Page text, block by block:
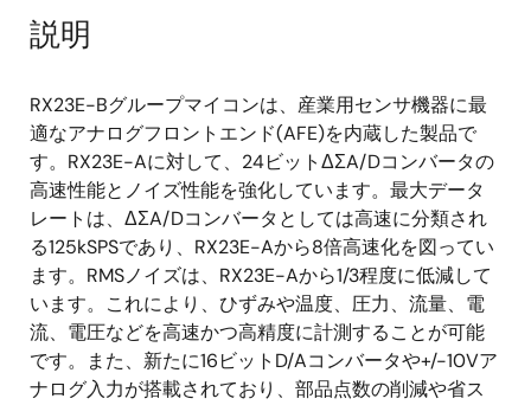
の低温度ドリフト特性
励起電流源：マッチングの取れたプログラマブ
ル電流源
説明
RX23E-Bグループマイコンは、産業用センサ機器に最
適なアナログフロントエンド(AFE)を内蔵した製品で
す。RX23E-Aに対して、24ビットΔΣA/Dコンバータの
高速性能とノイズ性能を強化しています。最大データ
レートは、ΔΣA/Dコンバータとしては高速に分類され
る125kSPSであり、RX23E-Aから8倍高速化を図ってい
ます。RMSノイズは、RX23E-Aから1/3程度に低減して
います。これにより、ひずみや温度、圧力、流量、電
流、電圧などを高速かつ高精度に計測することが可能
です。また、新たに16ビットD/Aコンバータや+/-10Vア
ナログ入力が搭載されており、部品点数の削減や省ス